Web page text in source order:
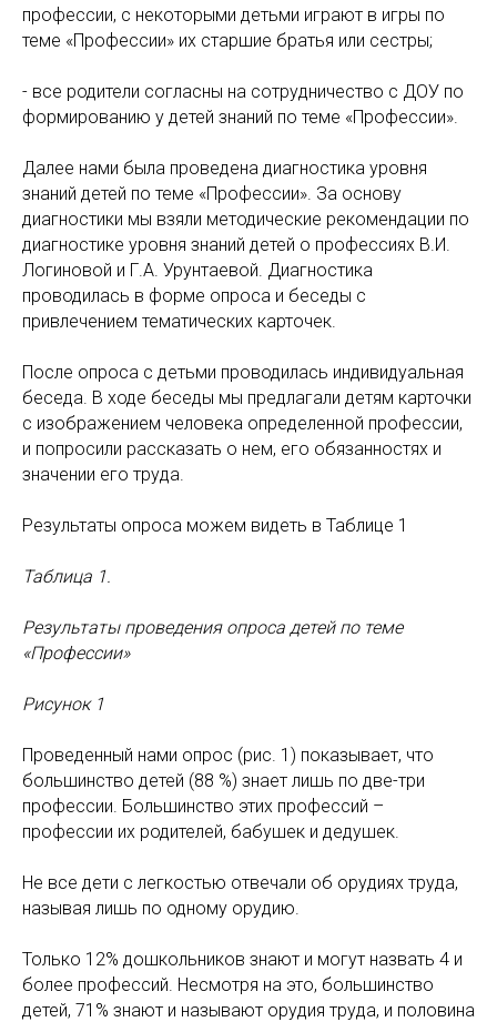
профессии, с некоторыми детьми играют в игры по
теме «Профессии» их старшие братья или сестры;
- все родители согласны на сотрудничество с ДОУ по
формированию у детей знаний по теме «Профессии».
Далее нами была проведена диагностика уровня
знаний детей по теме «Профессии». За основу
диагностики мы взяли методические рекомендации по
диагностике уровня знаний детей о профессиях В.И.
Логиновой и Г.А. Урунтаевой. Диагностика
проводилась в форме опроса и беседы с
привлечением тематических карточек.
После опроса с детьми проводилась индивидуальная
беседа. В ходе беседы мы предлагали детям карточки
с изображением человека определенной профессии,
и попросили рассказать о нем, его обязанностях и
значении его труда.
Результаты опроса можем видеть в Таблице 1
Таблица 1.
Результаты проведения опроса детей по теме
«Профессии»
Рисунок 1
Проведенный нами опрос (рис. 1) показывает, что
большинство детей (88 %) знает лишь по две-три
профессии. Большинство этих профессий –
профессии их родителей, бабушек и дедушек.
Не все дети с легкостью отвечали об орудиях труда,
называя лишь по одному орудию.
Только 12% дошкольников знают и могут назвать 4 и
более профессий. Несмотря на это, большинство
детей, 71% знают и называют орудия труда, и половина